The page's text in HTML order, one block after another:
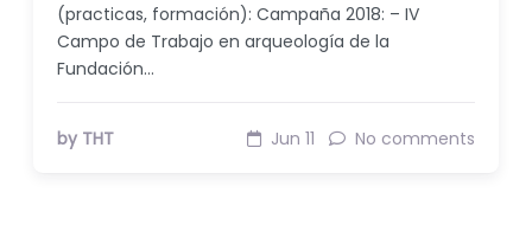
(practicas, formación): Campaña 2018: – IV
Campo de Trabajo en arqueología de la
Fundación…
by THT Jun 11 No comments